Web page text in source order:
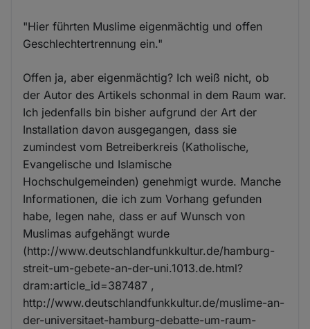
"Hier führten Muslime eigenmächtig und offen
Geschlechtertrennung ein."
Offen ja, aber eigenmächtig? Ich weiß nicht, ob
der Autor des Artikels schonmal in dem Raum war.
Ich jedenfalls bin bisher aufgrund der Art der
Installation davon ausgegangen, dass sie
zumindest vom Betreiberkreis (Katholische,
Evangelische und Islamische
Hochschulgemeinden) genehmigt wurde. Manche
Informationen, die ich zum Vorhang gefunden
habe, legen nahe, dass er auf Wunsch von
Muslimas aufgehängt wurde
(http://www.deutschlandfunkkultur.de/hamburg-
streit-um-gebete-an-der-uni.1013.de.html?
dram:article_id=387487 ,
http://www.deutschlandfunkkultur.de/muslime-an-
der-universitaet-hamburg-debatte-um-raum-